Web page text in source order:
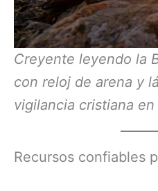
Creyente leyendo la
con reloj de arena y
vigilancia cristiana
Recursos confiables